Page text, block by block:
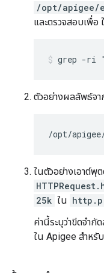
/opt/apigee/
และตรวจสอบเพื่อ
ตัวอย่างผลลัพธ์จ
/opt/
ในตัวอย่างเอาต์พุ
25k ใน
ค่านี้ระบุว่าขีดจำกั
ใน Apigee สำหรั